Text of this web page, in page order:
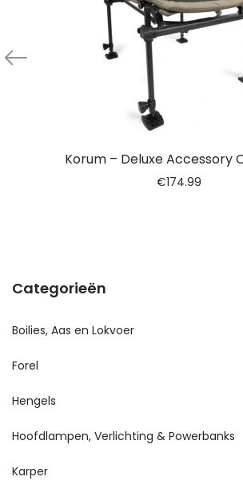
Korum – Deluxe Accessory
€174.99
Categorieën
Boilies, Aas en Lokvoer
Forel
Hengels
Hoofdlampen, Verlichting & Powerbanks
Karper